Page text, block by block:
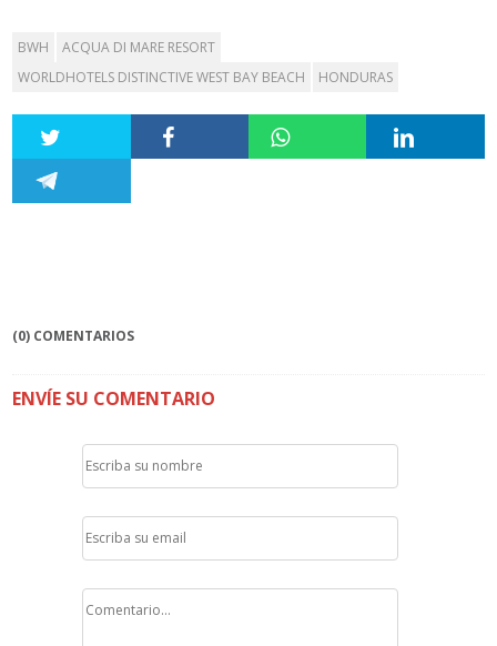
BWH
ACQUA DI MARE RESORT
WORLDHOTELS DISTINCTIVE WEST BAY BEACH
HONDURAS
(0) COMENTARIOS
ENVÍE SU COMENTARIO